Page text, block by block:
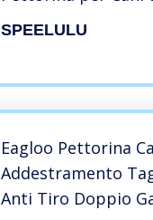
Piccola, Media e
SPEELULU
Eagloo Pettorina
Addestramento
Anti Tiro Doppio